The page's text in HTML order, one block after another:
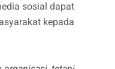
sosial dapat
kepada